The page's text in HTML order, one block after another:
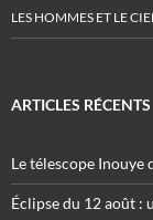
LES HOMMES ET LE CIEL
ARTICLES RÉCENTS
Le télescope Inouye
Éclipse du 12 août :